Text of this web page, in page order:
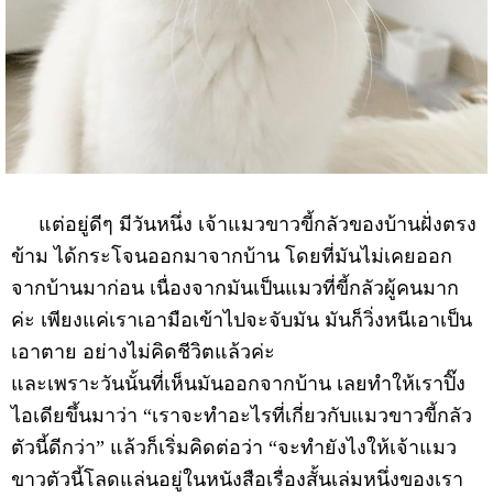
แต่อยู่ดีๆ มีวันหนึ่ง เจ้าแมวขาวขี้กลัวของบ้านฝั่งตรง
ข้าม ได้กระโจนออกมาจากบ้าน โดยที่มันไม่เคยออก
จากบ้านมาก่อน เนื่องจากมันเป็นแมวที่ขี้กลัวผู้คนมาก
ค่ะ เพียงแค่เราเอามือเข้าไปจะจับมัน มันก็วิ่งหนีเอาเป็น
เอาตาย อย่างไม่คิดชีวิตแล้วค่ะ
และเพราะวันนั้นที่เห็นมันออกจากบ้าน เลยทำให้เราปิ๊ง
ไอเดียขึ้นมาว่า “เราจะทำอะไรที่เกี่ยวกับแมวขาวขี้กลัว
ตัวนี้ดีกว่า” แล้วก็เริ่มคิดต่อว่า “จะทำยังไงให้เจ้าแมว
ขาวตัวนี้โลดแล่นอยู่ในหนังสือเรื่องสั้นเล่มหนึ่งของเรา